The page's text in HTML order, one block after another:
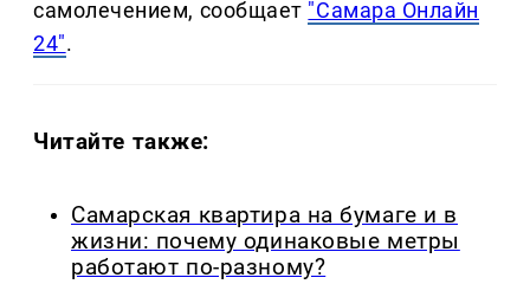
самолечением, сообщает "Самара Онлайн
24".
Читайте также:
Самарская квартира на бумаге и в
жизни: почему одинаковые метры
работают по-разному?